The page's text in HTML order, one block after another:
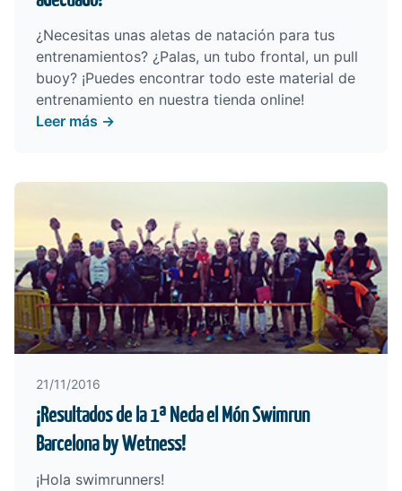
¿Necesitas unas aletas de natación para tus
entrenamientos? ¿Palas, un tubo frontal, un pull
buoy? ¡Puedes encontrar todo este material de
entrenamiento en nuestra tienda online!
Leer más →
21/11/2016
¡Resultados de la 1ª Neda el Món Swimrun
Barcelona by Wetness!
¡Hola swimrunners!